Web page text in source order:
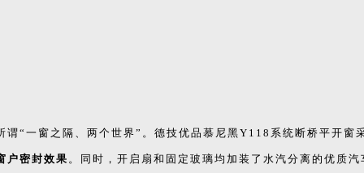
“一窗之隔、两个世界”。德技优品慕尼黑Y118系统断桥平开窗
户密封效果 。同时，开启扇和固定玻璃均加装了水汽分离的优质汽